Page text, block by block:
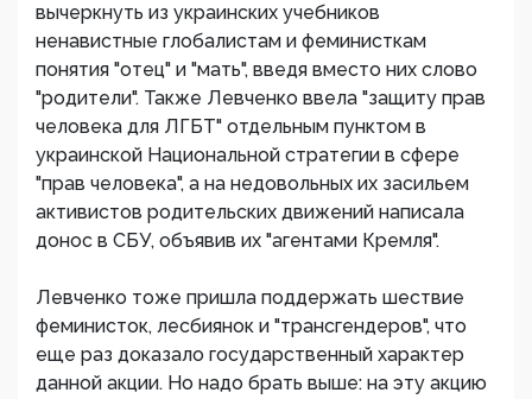
вычеркнуть из украинских учебников
ненавистные глобалистам и феминисткам
понятия "отец" и "мать", введя вместо них слово
"родители". Также Левченко ввела "защиту прав
человека для ЛГБТ" отдельным пунктом в
украинской Национальной стратегии в сфере
"прав человека", а на недовольных их засильем
активистов родительских движений написала
донос в СБУ, объявив их "агентами Кремля".
Левченко тоже пришла поддержать шествие
феминисток, лесбиянок и "трансгендеров", что
еще раз доказало государственный характер
данной акции. Но надо брать выше: на эту акцию